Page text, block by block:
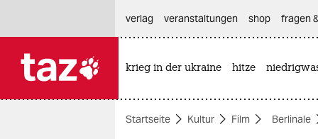
themen
verlag
veranstaltungen shop fragen
krieg in der ukraine hitze
Startseite Kultur Film Berlinale